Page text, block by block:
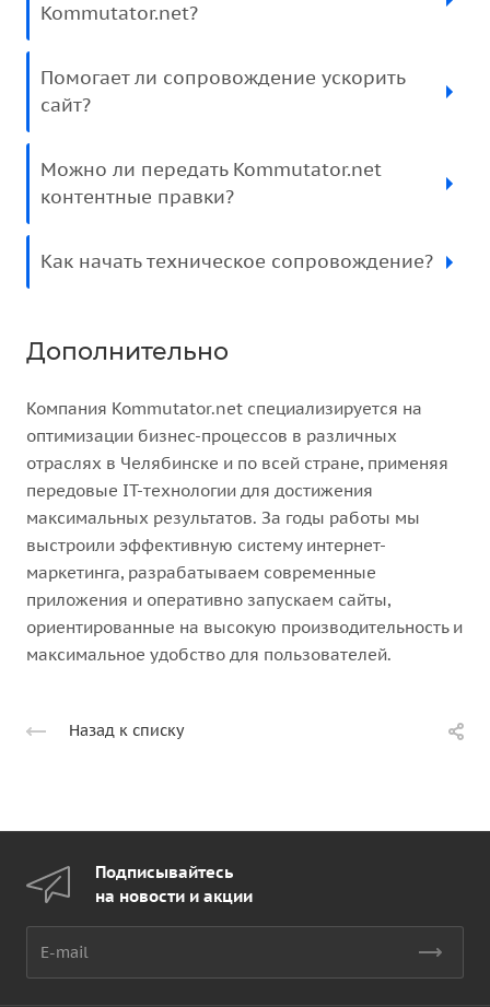
Kommutator.net?
Помогает ли сопровождение ускорить
сайт?
Можно ли передать Kommutator.net
контентные правки?
Как начать техническое сопровождение?
Дополнительно
Компания Kommutator.net специализируется на
оптимизации бизнес-процессов в различных
отраслях в Челябинске и по всей стране, применяя
передовые IT-технологии для достижения
максимальных результатов. За годы работы мы
выстроили эффективную систему интернет-
маркетинга, разрабатываем современные
приложения и оперативно запускаем сайты,
ориентированные на высокую производительность и
максимальное удобство для пользователей.
Назад к списку
Подписывайтесь
на новости и акции